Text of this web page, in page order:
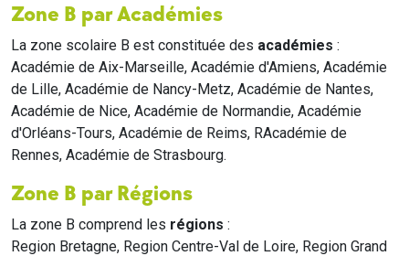
Zone B par Académies
La zone scolaire B est constituée des académies :
Académie de Aix-Marseille, Académie d'Amiens, Académie
de Lille, Académie de Nancy-Metz, Académie de Nantes,
Académie de Nice, Académie de Normandie, Académie
d'Orléans-Tours, Académie de Reims, RAcadémie de
Rennes, Académie de Strasbourg.
Zone B par Régions
La zone B comprend les régions :
Region Bretagne, Region Centre-Val de Loire, Region Grand